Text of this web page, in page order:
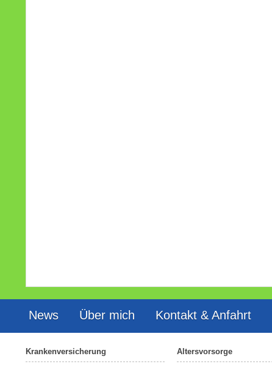
News Über mich Kontakt & Anfahrt
Krankenversicherung Altersvorsorge